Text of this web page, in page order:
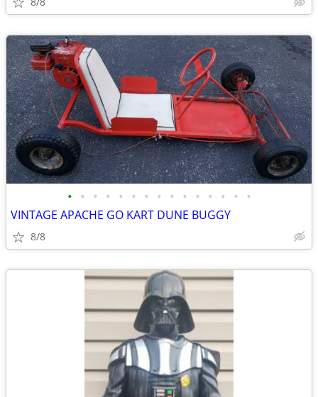
• • • • • • • • • • • • • • •
VINTAGE APACHE GO KART DUNE BUGGY
8/8